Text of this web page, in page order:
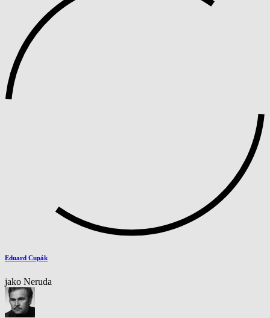
Eduard Cupák
jako Neruda